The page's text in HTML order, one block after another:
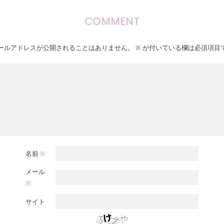
COMMENT
ルアドレスが公開されることはありません。 ※ が付いている欄は必須項目
名前 ※
メール
※
サイト